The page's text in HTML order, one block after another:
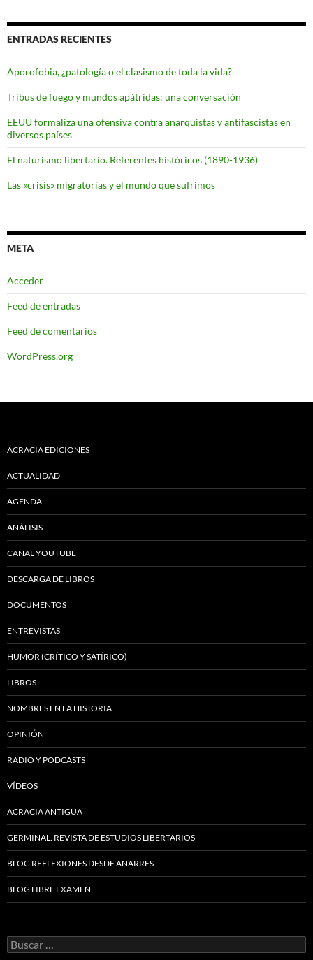
ENTRADAS RECIENTES
Aporofobia, ¿patología o el clasismo de toda la vida?
Tribus de fuego y mundos apátridas: una conversación
EEUU formaliza una ofensiva contra anarquistas y antifascistas en
diversos países
El naturismo libertario. Referentes históricos (1890-1936)
Las «crisis» migratorias y el mundo que sufrimos
META
Acceder
Feed de entradas
Feed de comentarios
WordPress.org
ACRACIA EDICIONES
ACTUALIDAD
AGENDA
ANÁLISIS
CANAL YOUTUBE
DESCARGA DE LIBROS
DOCUMENTOS
ENTREVISTAS
HUMOR (CRÍTICO Y SATÍRICO)
LIBROS
NOMBRES EN LA HISTORIA
OPINIÓN
RADIO Y PODCASTS
VÍDEOS
ACRACIA ANTIGUA
GERMINAL. REVISTA DE ESTUDIOS LIBERTARIOS
BLOG REFLEXIONES DESDE ANARRES
BLOG LIBRE EXAMEN
Buscar: